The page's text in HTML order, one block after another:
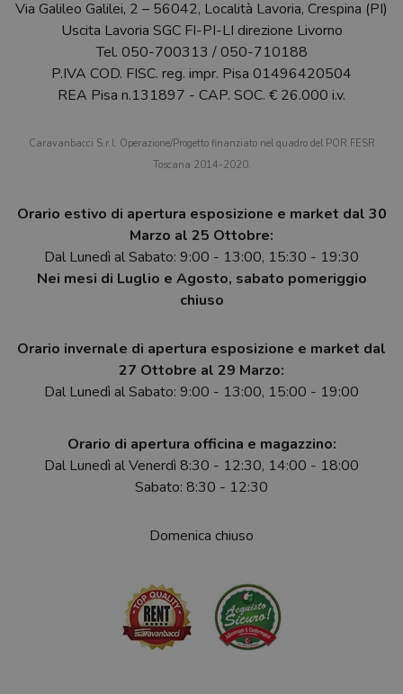
Via Galileo Galilei, 2 – 56042, Località Lavoria, Crespina (PI)
Uscita Lavoria SGC FI-PI-LI direzione Livorno
Tel. 050-700313 /050-710188
P.IVA COD. FISC. reg. impr. Pisa 01496420504
REA Pisa n.131897 - CAP. SOC. € 26.000 i.v.
Caravanbacci S.r.l. Operazione/Progetto finanziato nel quadro del POR FESR
Toscana 2014-2020.
Orario estivo di apertura esposizione e market dal 30
Marzo al 25 Ottobre:
Dal Lunedì al Sabato: 9:00 - 13:00, 15:30 - 19:30
Nei mesi di Luglio e Agosto, sabato pomeriggio
chiuso
Orario invernale di apertura esposizione e market dal
27 Ottobre al 29 Marzo:
Dal Lunedì al Sabato: 9:00 - 13:00, 15:00 - 19:00
Orario di apertura officina e magazzino:
Dal Lunedì al Venerdì 8:30 - 12:30, 14:00 - 18:00
Sabato: 8:30 - 12:30
Domenica chiuso